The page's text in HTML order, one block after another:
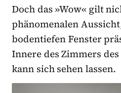
Doch das »Wow« gilt
phänomenalen
bodentiefen Fenster
Innere des Zimmers
kann sich sehen lassen.